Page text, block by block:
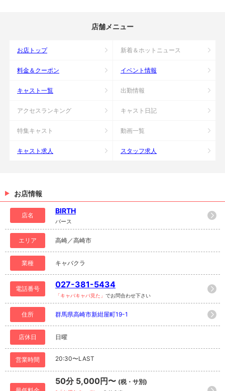
店舗メニュー
お店トップ 新着＆ホットニュース
料金＆クーポン イベント情報
キャスト一覧 出勤情報
アクセスランキング キャスト日記
特集キャスト 動画一覧
キャスト求人 スタッフ求人
お店情報
店名
BIRTH
バース
エリア 高崎／高崎市
業種 キャバクラ
電話番号 027-381-5434
「キャバキャバ見た」 でお問合わせ下さい
住所 群馬県高崎市新紺屋町19-1
店休日 日曜
営業時間 20:30〜LAST
50分 5,000円〜 (税・サ別)